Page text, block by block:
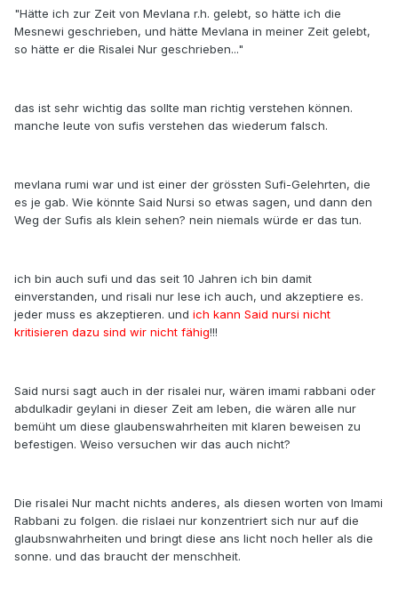
"Hätte ich zur Zeit von Mevlana r.h. gelebt, so hätte ich die
Mesnewi geschrieben, und hätte Mevlana in meiner Zeit gelebt,
so hätte er die Risalei Nur geschrieben..."
das ist sehr wichtig das sollte man richtig verstehen können.
manche leute von sufis verstehen das wiederum falsch.
mevlana rumi war und ist einer der grössten Sufi-Gelehrten, die
es je gab. Wie könnte Said Nursi so etwas sagen, und dann den
Weg der Sufis als klein sehen? nein niemals würde er das tun.
ich bin auch sufi und das seit 10 Jahren ich bin damit
einverstanden, und risali nur lese ich auch, und akzeptiere es.
jeder muss es akzeptieren. und ich kann Said nursi nicht
kritisieren dazu sind wir nicht fähig!!!
Said nursi sagt auch in der risalei nur, wären imami rabbani oder
abdulkadir geylani in dieser Zeit am leben, die wären alle nur
bemüht um diese glaubenswahrheiten mit klaren beweisen zu
befestigen. Weiso versuchen wir das auch nicht?
Die risalei Nur macht nichts anderes, als diesen worten von Imami
Rabbani zu folgen. die rislaei nur konzentriert sich nur auf die
glaubsnwahrheiten und bringt diese ans licht noch heller als die
sonne. und das braucht der menschheit.